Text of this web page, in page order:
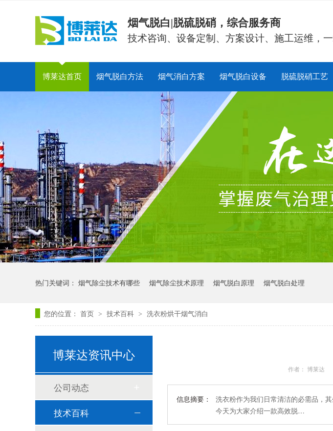
烟气脱白|脱硫脱硝，综合服务商
技术咨询、设备定制、方案设计、施工运维，
博莱达首页 烟气脱白方法 烟气消白方案 烟气脱白设备 脱硫脱硝工艺
热门关键词： 烟气除尘技术有哪些 烟气除尘技术原理 烟气脱白原理 烟气脱白处理
您的位置： 首页 > 技术百科 > 洗衣粉烘干烟气消白
作者： 博莱达
信息摘要：
洗衣粉作为我们日常清洁的必需品，
今天为大家介绍一款高效脱…
博莱达资讯中心
公司动态
技术百科